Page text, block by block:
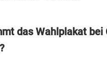
das Wahlplakat bei